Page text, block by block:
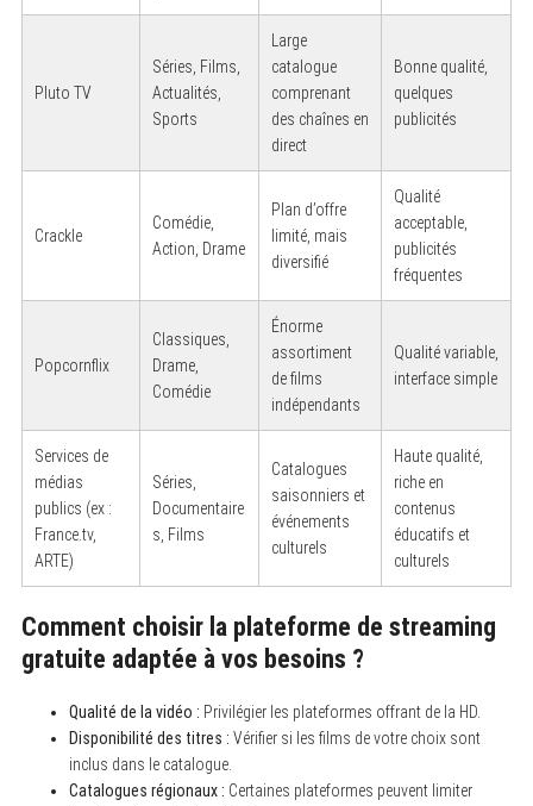
Pluto TV
Séries, Films,
Actualités,
Sports
Large
catalogue
comprenant
des chaînes en
direct
Bonne qualité,
quelques
publicités
Crackle
Comédie,
Action, Drame
Plan d’offre
limité, mais
diversifié
Qualité
acceptable,
publicités
fréquentes
Popcornflix
Classiques,
Drame,
Comédie
Énorme
assortiment
de films
indépendants
Qualité variable,
interface simple
Services de
médias
publics (ex :
France.tv,
ARTE)
Séries,
Documentaire
s, Films
Catalogues
saisonniers et
événements
culturels
Haute qualité,
riche en
contenus
éducatifs et
culturels
Comment choisir la plateforme de streaming
gratuite adaptée à vos besoins ?
Qualité de la vidéo : Privilégier les plateformes offrant de la HD.
Disponibilité des titres : Vérifier si les films de votre choix sont
inclus dans le catalogue.
Catalogues régionaux : Certaines plateformes peuvent limiter